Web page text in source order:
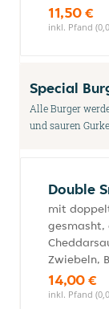
11,50 €
inkl. Pfand
Special
Alle Burger
und sauren
Double
mit
gesmasht,
Zwiebeln,
14,00 €
inkl. Pfand